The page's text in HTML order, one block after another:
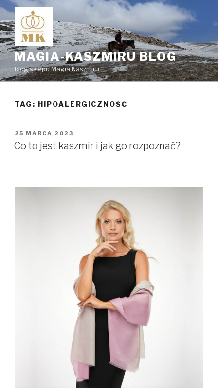
Przejdź
treści
MAGIA-KASZMIRU BLOG
blog sklepu Magia Kaszmiru
TAG: HIPOALERGICZNOŚĆ
OPUBLIKOWANE
W
25 MARCA 2023
Co to jest kaszmir i jak go rozpoznać?